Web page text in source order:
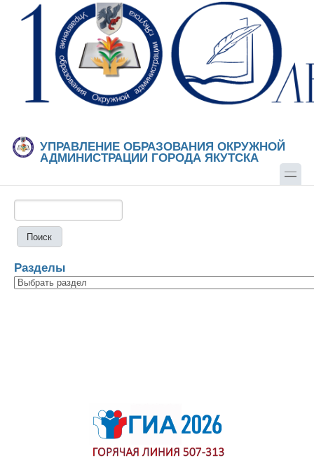
Перейти к основному содержанию
Skip to search
УПРАВЛЕНИЕ ОБРАЗОВАНИЯ ОКРУЖНОЙ
АДМИНИСТРАЦИИ ГОРОДА ЯКУТСКА
Разделы